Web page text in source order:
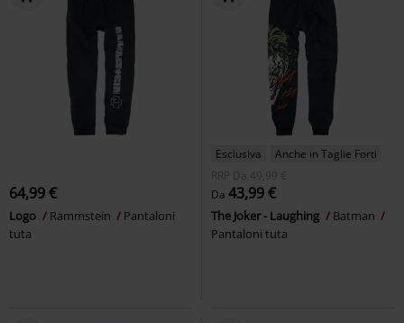
64,99 €
Logo Rammstein
Pantaloni
tuta
Esclusiva
Anche in Taglie Forti
RRP
Da
49,99 €
Da 43,99 €
The Joker - Laughing
Batman
Pantaloni tuta